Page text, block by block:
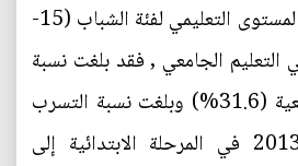
في العراق مع ارتفاع المستوى التعليمي لفئة الشباب (15-
التعليم الجامعي , فقد بلغت نسبة
بطالة الشهادات الجامعية (31.6%) وبلغت نسبة التسرب
خلال المدة 2003-2013 في المرحلة الابتدائية إلى